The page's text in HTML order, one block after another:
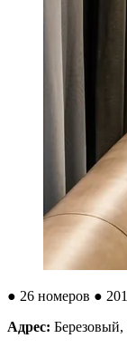
● 26 номеров ●
Адрес: